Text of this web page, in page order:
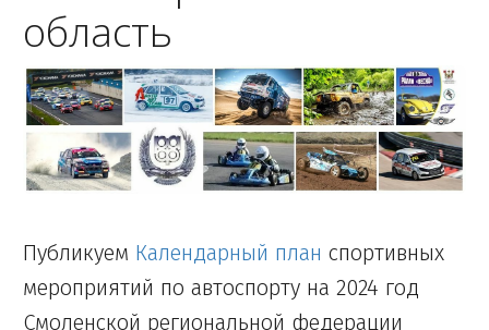
область
Публикуем Календарный план спортивных
мероприятий по автоспорту на 2024 год
Смоленской региональной федерации